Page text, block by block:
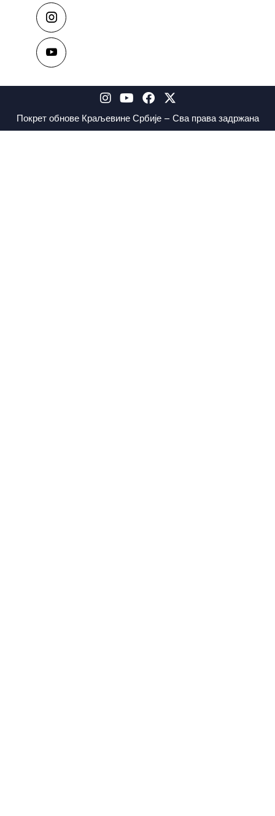
Покрет обнове Краљевине Србије – Сва права задржана